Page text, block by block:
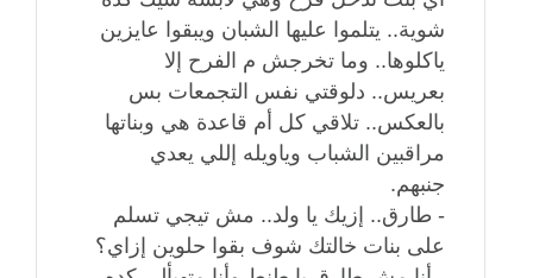
شوية.. يتلموا عليها الشبان ويبقوا عايزين
ياكلوها.. وما تخرجش م الفرح إلا
بعريس.. دلوقتي نفس التجمعات بس
بالعكس.. تلاقي كل أم قاعدة هي وبناتها
مراقبين الشباب وياويله إللي يعدي
جنبهم.
- طارق.. إزيك يا ولد.. مش تيجي تسلم
على بنات خالتك شوف بقوا حلوين إزاي؟